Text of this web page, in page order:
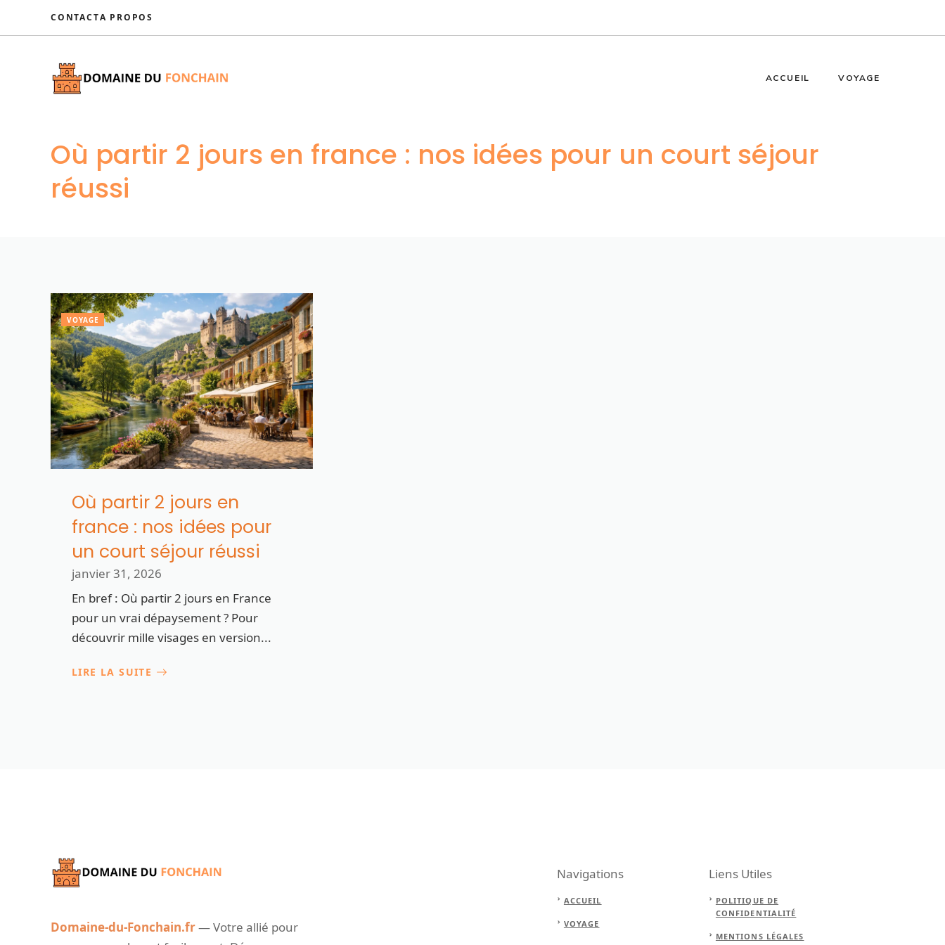
CONTACTA PROPOS
ACCUEIL VOYAGE
Où partir 2 jours en france : nos idées pour un court séjour
réussi
VOYAGE
Où partir 2 jours en
france : nos idées pour
un court séjour réussi
janvier 31, 2026
En bref : Où partir 2 jours en France
pour un vrai dépaysement ? Pour
découvrir mille visages en version...
LIRE LA SUITE
Domaine-du-Fonchain.fr— Votre allié pour
Navigations
ACCUEIL
VOYAGE
Liens Utiles
POLITIQUE DE
CONFIDENTIALITÉ
MENTIONS LÉGALES